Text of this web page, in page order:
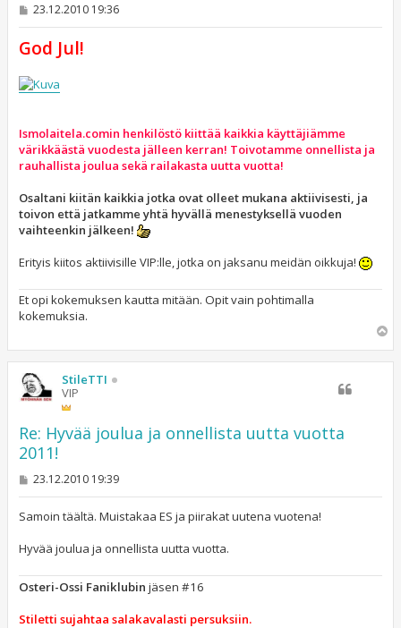
V
s
t
23.12.2010 19:36
God Jul!
Ismolaitela.comin henkilöstö kiittää kaikkia käyttäjiämme
värikkäästä vuodesta jälleen kerran! Toivotamme onnellista ja
rauhallista joulua sekä railakasta uutta vuotta!
Osaltani kiitän kaikkia jotka ovat olleet mukana aktiivisesti, ja
toivon että jatkamme yhtä hyvällä menestyksellä vuoden
vaihteenkin jälkeen!
Erityis kiitos aktiivisille VIP:lle, jotka on jaksanu meidän oikkuja!
Et opi kokemuksen kautta mitään. Opit vain pohtimalla
kokemuksia.
ö
StileTTI
VIP
Re: Hyvää joulua ja onnellista uutta vuotta
2011!
V
s
23.12.2010 19:39
Samoin täältä. Muistakaa ES ja piirakat uutena vuotena!
Hyvää joulua ja onnellista uutta vuotta.
Osteri-Ossi Faniklubin jäsen #16
Stiletti sujahtaa salakavalasti persuksiin.